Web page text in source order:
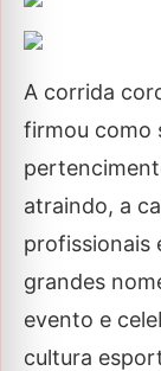
A corrida
firmou como
atraindo, a
profissionais
grandes
evento e
cultura